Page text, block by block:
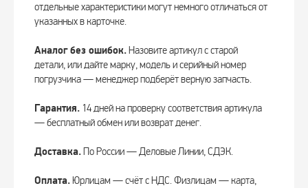
отдельные характеристики могут немного отличаться от
указанных в карточке.
Аналог без ошибок.Назовите артикул с старой
детали, или дайте марку, модель и серийный номер
погрузчика — менеджер подберёт верную запчасть.
Гарантия. 14 дней на проверку соответствия артикула
— бесплатный обмен или возврат денег.
Доставка.По России — Деловые Линии, СДЭК.
Оплата. Юрлицам — счёт с НДС. Физлицам — карта,